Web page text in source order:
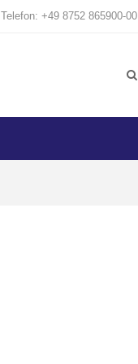
Telefon: +49 8752 865900-00